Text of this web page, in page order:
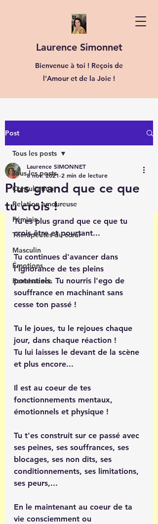
Laurence Simonnet
Bienvenue à toi ! Reçois de
l'Amour et de la Joie !
Post
Tous les posts
Consultation
Relation amoureuse
Féminin
Thérapeutes du cœur
Masculin
Émotions
Renaissance
Tous les posts
Plus grand que ce que
tu crois !
Laurence SIMONNET
8 nov. 2021 2 min de lecture
Tu es plus grand que ce que tu
crois être et pourtant...
Tu continues d'avancer dans
l'ignorance de tes pleins
potentiels. Tu nourris l'ego de
souffrance en machinant sans
cesse ton passé !
Tu le joues, tu le rejoues chaque
jour, dans chaque réaction !
Tu lui laisses le devant de la scène
et plus encore...
Il est au coeur de tes
fonctionnements mentaux,
émotionnels et physique !
Tu t'es construit sur ce passé avec
ses peines, ses souffrances, ses
blocages, ses non dits, ses
conditionnements, ses limitations,
ses peurs,...
En le maintenant au coeur de ta
vie consciemment ou